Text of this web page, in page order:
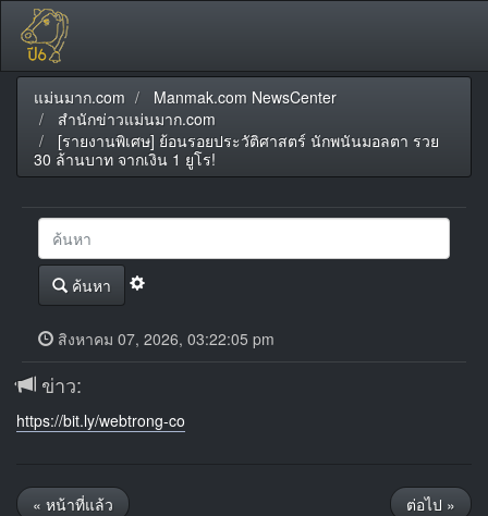
แม่นมาก.com
Manmak.com NewsCenter
สำนักข่าวแม่นมาก.com
[รายงานพิเศษ] ย้อนรอยประวัติศาสตร์ นักพนันมอลตา รวย
30 ล้านบาท จากเงิน 1 ยูโร!
ค้นหา
สิงหาคม 07, 2026, 03:22:05 pm
ข่าว:
https://bit.ly/webtrong-co
« หน้าที่แล้ว ต่อไป »